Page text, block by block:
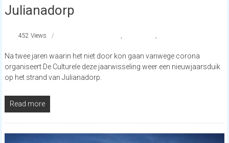
Julianadorp
452 Views , ,
Na twee jaren waarin het niet door kon gaan vanwege corona
organiseert De Culturele deze jaarwisseling weer een nieuwjaarsduik
op het strand van Julianadorp.
Read more